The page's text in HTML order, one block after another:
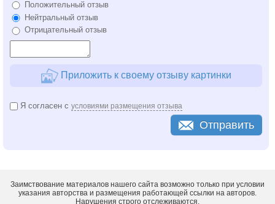
Положительный отзыв
Нейтральный отзыв
Отрицательный отзыв
Приложить к своему отзыву картинки
Я согласен с условиями размещения отзыва
Отправить
Заимствование материалов нашего сайта возможно только при условии
указания авторства и размещения работающей ссылки на авторов.
Нарушения строго отслеживаются.